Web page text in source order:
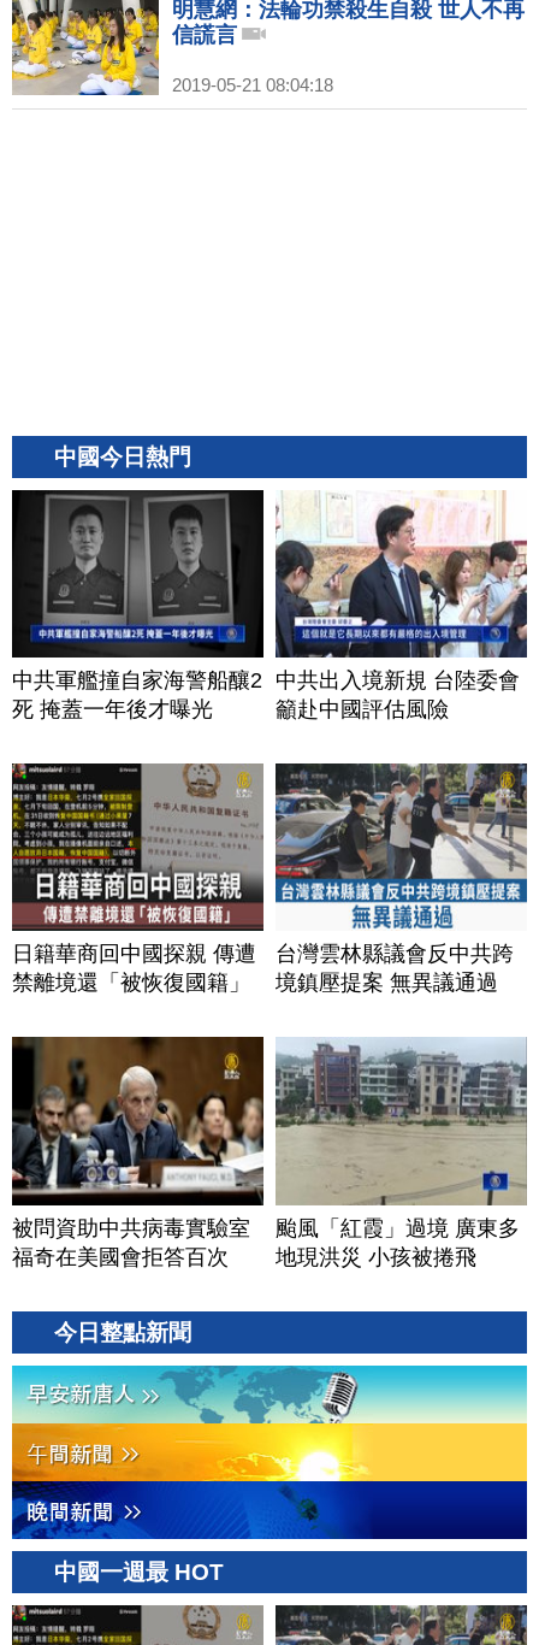
明慧網：法輪功禁殺生自殺 世人不再
信謊言
2019-05-21 08:04:18
中國今日熱門
中共軍艦撞自家海警船釀2
死 掩蓋一年後才曝光
中共出入境新規 台陸委會
籲赴中國評估風險
日籍華商回中國探親 傳遭
禁離境還「被恢復國籍」
台灣雲林縣議會反中共跨
境鎮壓提案 無異議通過
被問資助中共病毒實驗室
福奇在美國會拒答百次
颱風「紅霞」過境 廣東多
地現洪災 小孩被捲飛
今日整點新聞
中國一週最 HOT